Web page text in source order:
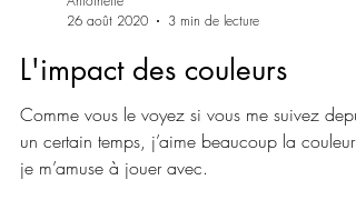
26 août 2020
3 min de lecture
L'impact des couleurs
Comme vous le voyez si vous me suivez